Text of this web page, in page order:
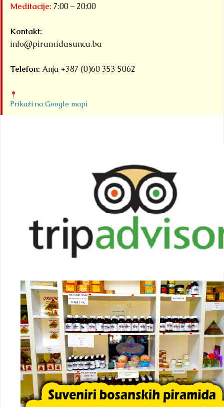
Meditacije: 7:00 – 20:00
Kontakt:
info@piramidasunca.ba
Telefon: Anja +387 (0)60 353 5062
Prikaži na Google mapi